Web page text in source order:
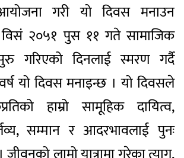
गरी यो दिवस मनाउन
२०५१ पुस ११ गते सामाजिक
गरिएको दिनलाई स्मरण गर्दै
यो दिवस मनाइन्छ । यो दिवसले
हाम्रो सामूहिक दायित्व,
सम्मान र आदरभावलाई पुनः